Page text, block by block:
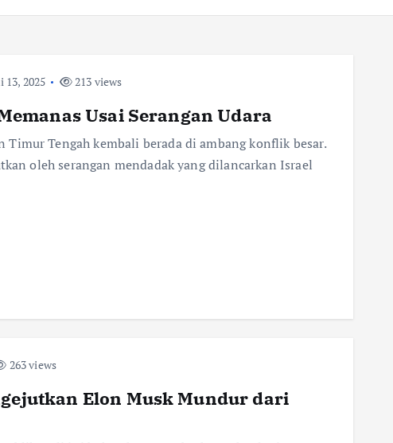
13, 2025 213 views
Usai Serangan Udara
Timur Tengah kembali berada di ambang konflik besar.
oleh serangan mendadak yang dilancarkan Israel
263 views
Elon Musk Mundur dari